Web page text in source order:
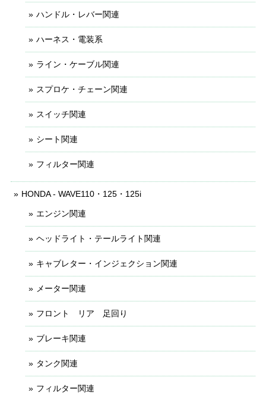
ハンドル・レバー関連
ハーネス・電装系
ライン・ケーブル関連
スプロケ・チェーン関連
スイッチ関連
シート関連
フィルター関連
HONDA - WAVE110・125・125i
エンジン関連
ヘッドライト・テールライト関連
キャブレター・インジェクション関連
メーター関連
フロント リア 足回り
ブレーキ関連
タンク関連
フィルター関連